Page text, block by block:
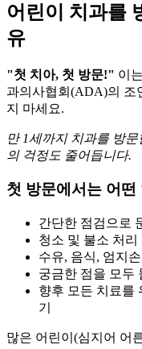
어린이 치과를
유
"첫 치아, 첫 방문!" 이
과의사협회(ADA)의 조
지 마세요.
만 1세까지 치과를 방
의 걱정도 줄어듭니다.
첫 방문에서는 어떤
간단한 점검으로
청소 및 불소 처리
수유, 음식, 엄지
궁금한 점을 모두
향후 모든 치료를
기
많은 어린이(심지어 어